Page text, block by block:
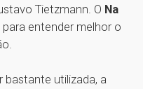
Tietzmann. O Na
entender melhor o
bastante utilizada, a